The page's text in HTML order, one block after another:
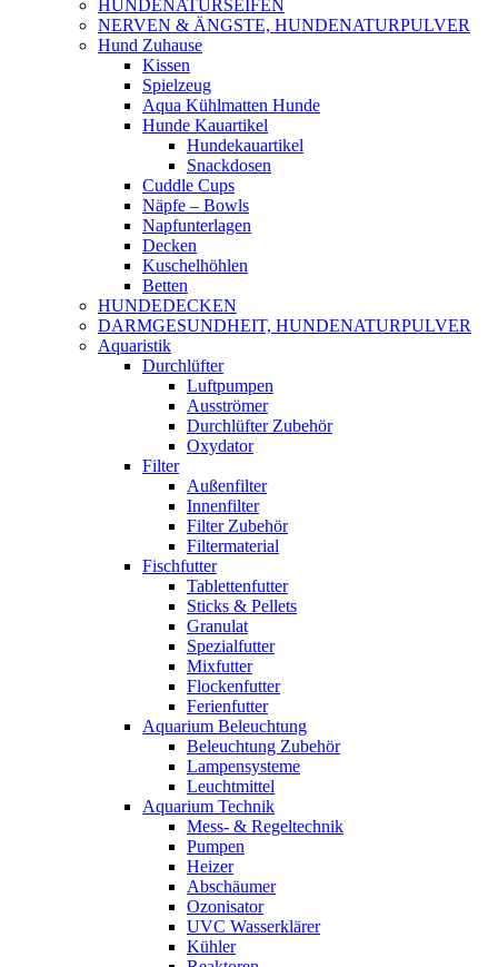
HUNDENATURSEIFEN
NERVEN & ÄNGSTE, HUNDENATURPULVER
Hund Zuhause
Kissen
Spielzeug
Aqua Kühlmatten Hunde
Hunde Kauartikel
Hundekauartikel
Snackdosen
Cuddle Cups
Näpfe – Bowls
Napfunterlagen
Decken
Kuschelhöhlen
Betten
HUNDEDECKEN
DARMGESUNDHEIT, HUNDENATURPULVER
Aquaristik
Durchlüfter
Luftpumpen
Ausströmer
Durchlüfter Zubehör
Oxydator
Filter
Außenfilter
Innenfilter
Filter Zubehör
Filtermaterial
Fischfutter
Tablettenfutter
Sticks & Pellets
Granulat
Spezialfutter
Mixfutter
Flockenfutter
Ferienfutter
Aquarium Beleuchtung
Beleuchtung Zubehör
Lampensysteme
Leuchtmittel
Aquarium Technik
Mess- & Regeltechnik
Pumpen
Heizer
Abschäumer
Ozonisator
UVC Wasserklärer
Kühler